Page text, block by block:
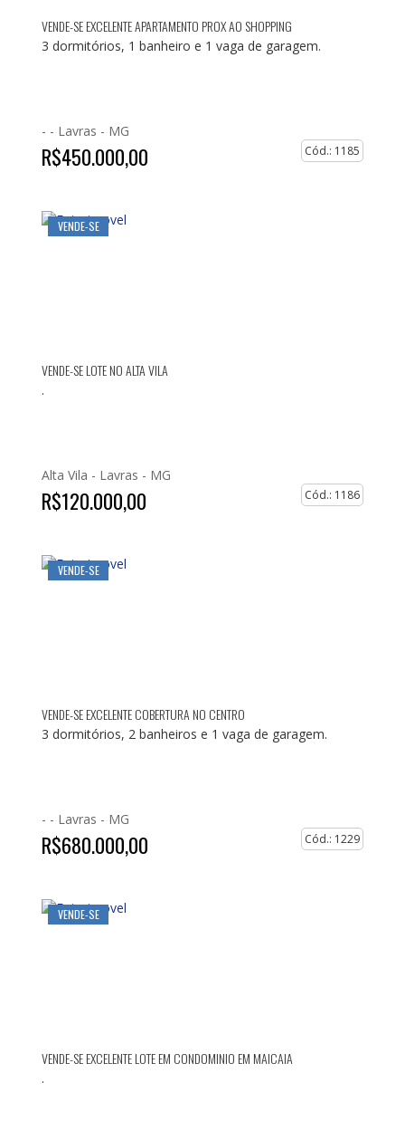
VENDE-SE EXCELENTE APARTAMENTO PROX AO SHOPPING
3 dormitórios, 1 banheiro e 1 vaga de garagem.
- - Lavras - MG
R$450.000,00 Cód.: 1185
VENDE-SE
VENDE-SE LOTE NO ALTA VILA
.
Alta Vila - Lavras - MG
R$120.000,00 Cód.: 1186
VENDE-SE
VENDE-SE EXCELENTE COBERTURA NO CENTRO
3 dormitórios, 2 banheiros e 1 vaga de garagem.
- - Lavras - MG
R$680.000,00 Cód.: 1229
VENDE-SE
VENDE-SE EXCELENTE LOTE EM CONDOMINIO EM MAICAIA
.